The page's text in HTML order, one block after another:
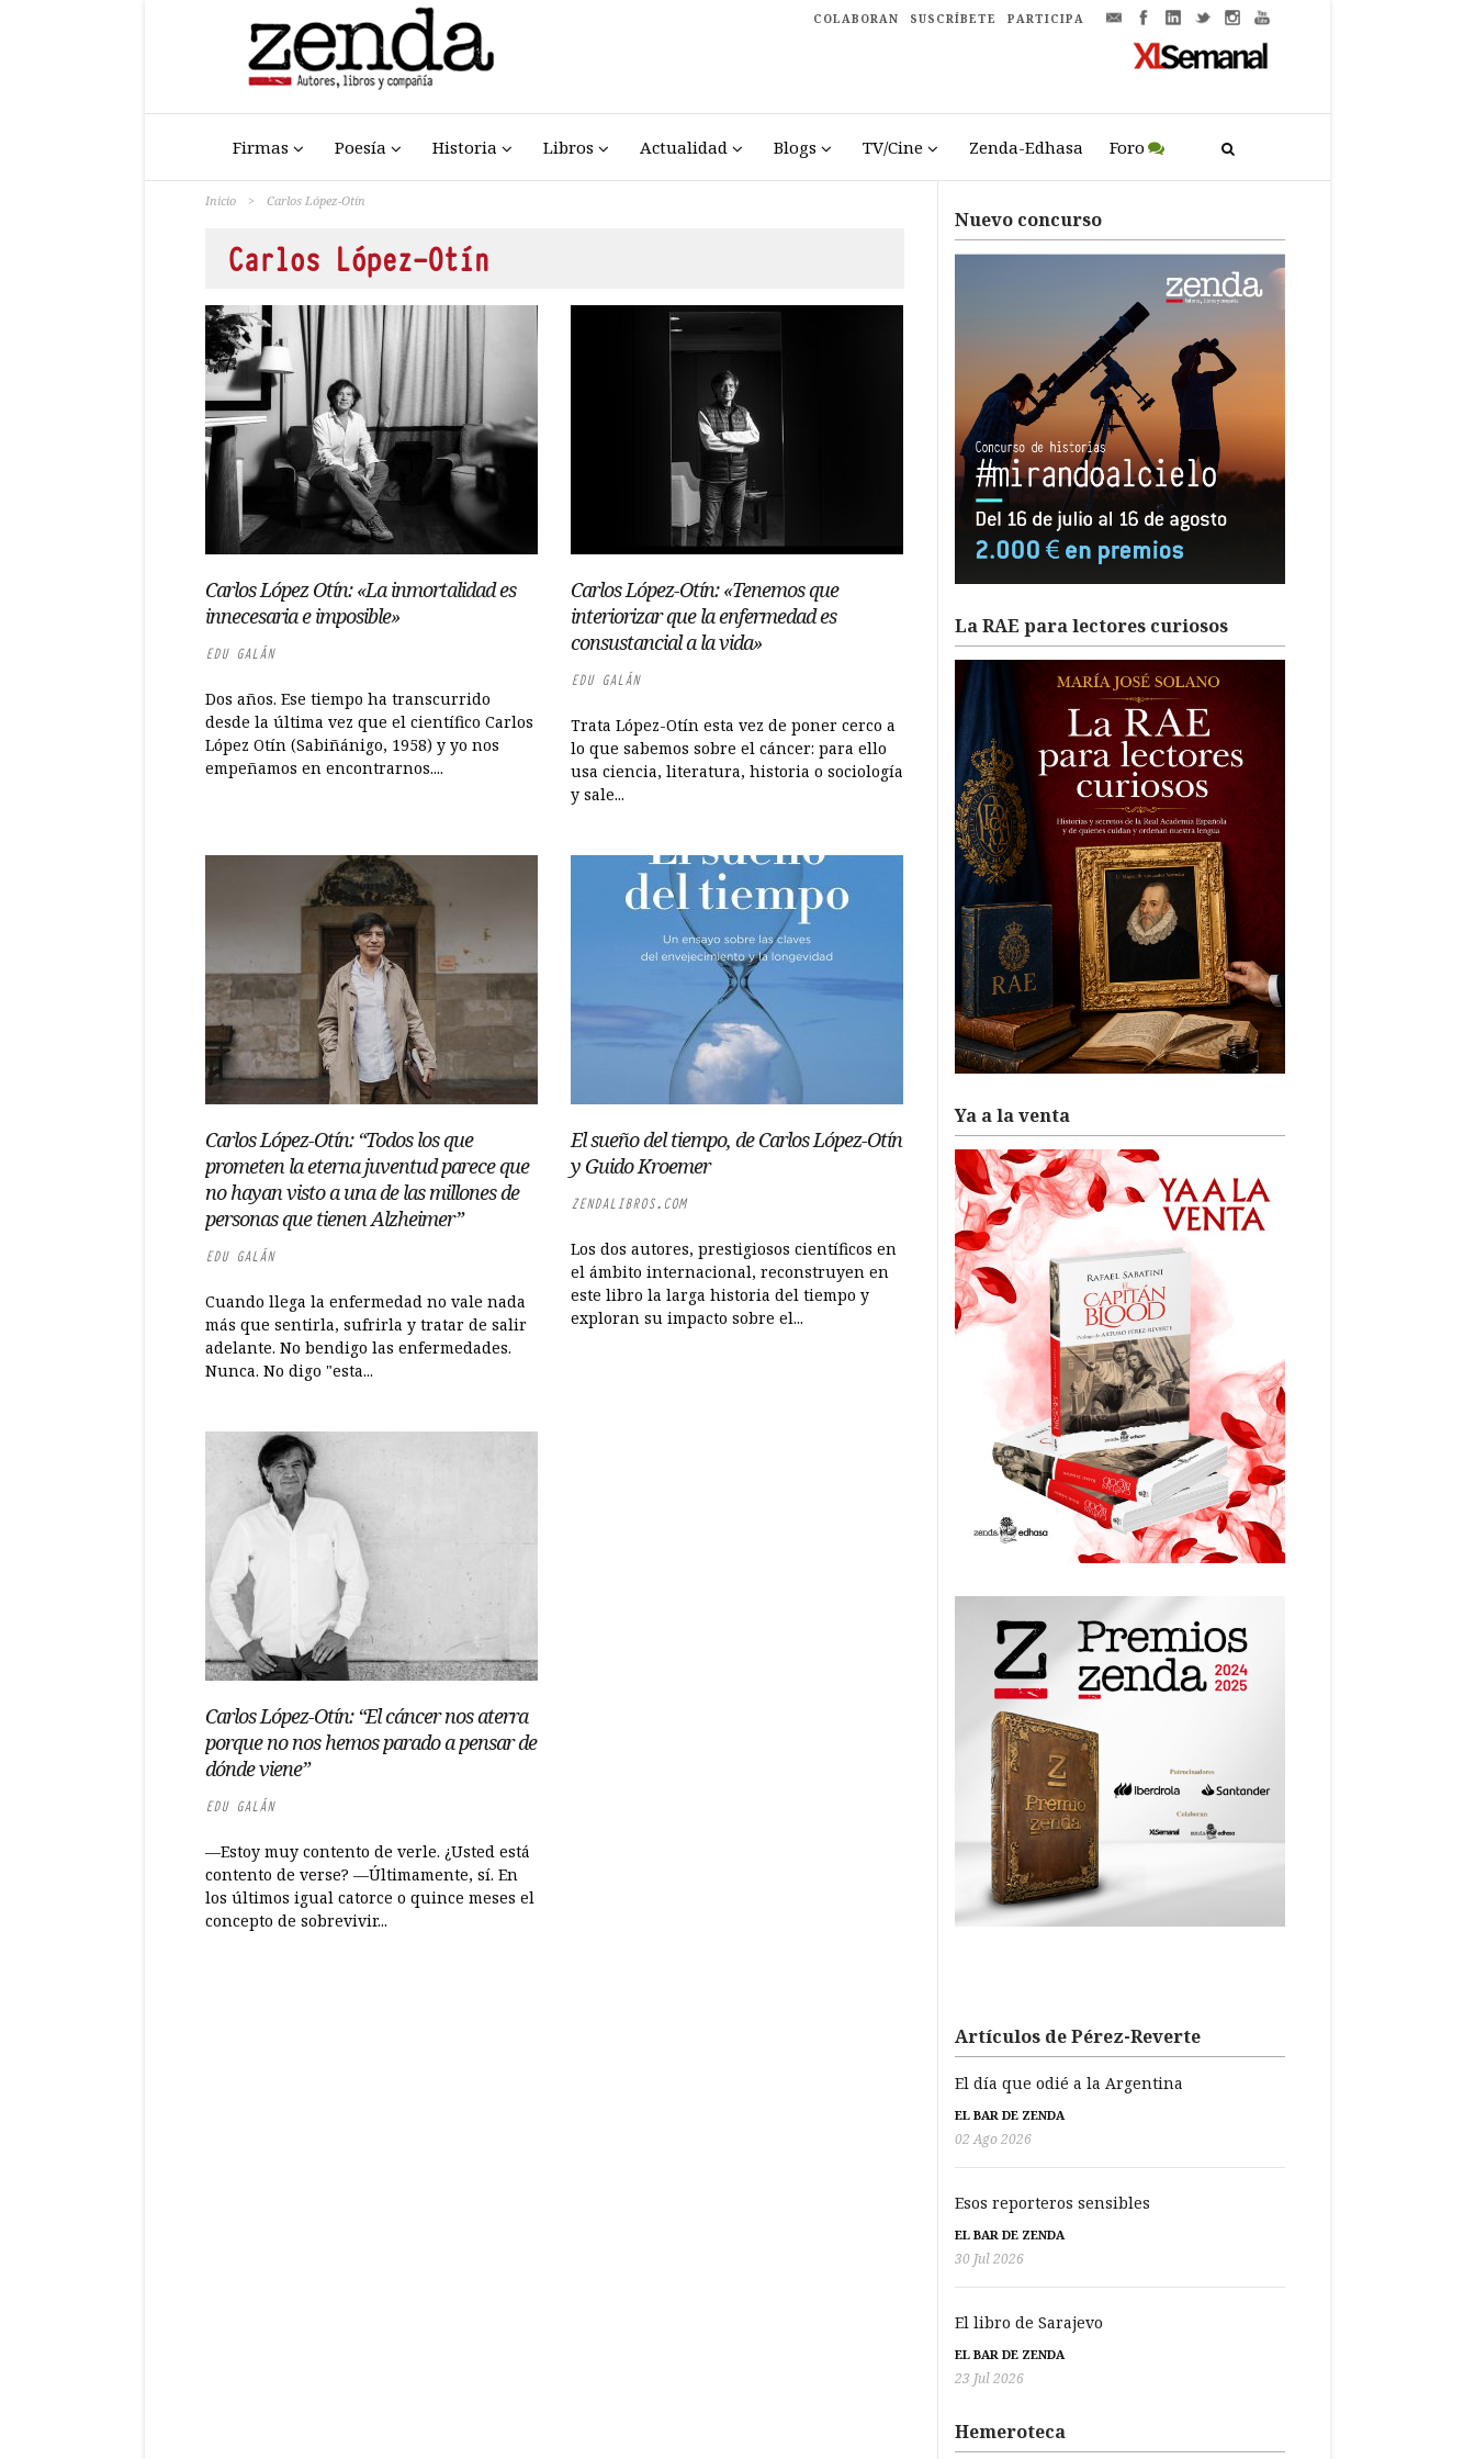
COLABORAN SUSCRÍBETE PARTICIPA
Firmas Poesía Historia Libros Actualidad Blogs TV/Cine Zenda-Edhasa Foro
Inicio > Carlos López-Otín
Carlos López-Otín
Carlos López Otín: «La inmortalidad es
innecesaria e imposible»
EDU GALÁN
Dos años. Ese tiempo ha transcurrido
desde la última vez que el científico Carlos
López Otín (Sabiñánigo, 1958) y yo nos
empeñamos en encontrarnos....
Carlos López-Otín: «Tenemos que
interiorizar que la enfermedad es
consustancial a la vida»
EDU GALÁN
Trata López-Otín esta vez de poner cerco a
lo que sabemos sobre el cáncer: para ello
usa ciencia, literatura, historia o sociología
y sale...
Carlos López-Otín: “Todos los que
prometen la eterna juventud parece que
no hayan visto a una de las millones de
personas que tienen Alzheimer”
EDU GALÁN
Cuando llega la enfermedad no vale nada
más que sentirla, sufrirla y tratar de salir
adelante. No bendigo las enfermedades.
Nunca. No digo "esta...
El sueño del tiempo, de Carlos López-Otín
y Guido Kroemer
ZENDALIBROS.COM
Los dos autores, prestigiosos científicos en
el ámbito internacional, reconstruyen en
este libro la larga historia del tiempo y
exploran su impacto sobre el...
Carlos López-Otín: “El cáncer nos aterra
porque no nos hemos parado a pensar de
dónde viene”
EDU GALÁN
—Estoy muy contento de verle. ¿Usted está
contento de verse? —Últimamente, sí. En
los últimos igual catorce o quince meses el
concepto de sobrevivir...
Nuevo concurso
La RAE para lectores curiosos
Ya a la venta
Artículos de Pérez-Reverte
El día que odié a la Argentina
EL BAR DE ZENDA
02 Ago 2026
Esos reporteros sensibles
EL BAR DE ZENDA
30 Jul 2026
El libro de Sarajevo
EL BAR DE ZENDA
23 Jul 2026
Hemeroteca